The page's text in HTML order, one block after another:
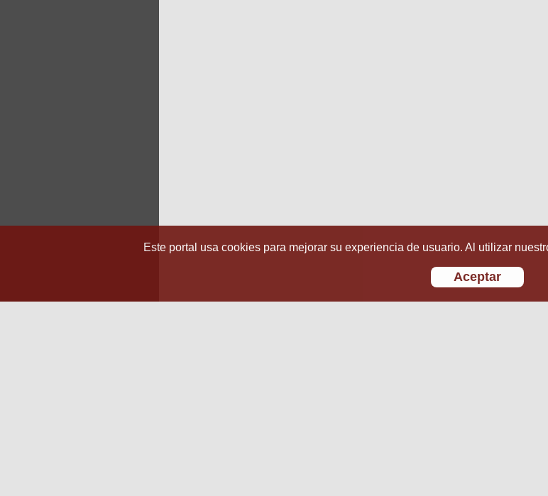
Este portal usa cookies para mejorar su experiencia de usuario. Al utilizar
Aceptar